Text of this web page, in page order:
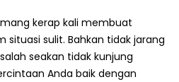
kerap kali membuat
situasi sulit. Bahkan tidak jarang
seakan tidak kunjung
Anda baik dengan